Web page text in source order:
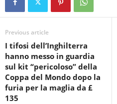
Previous article
I tifosi dell’Inghilterra
hanno messo in guardia
sul kit “pericoloso” della
Coppa del Mondo dopo la
furia per la maglia da £
135